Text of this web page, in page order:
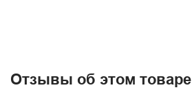
Отзывы об этом товаре